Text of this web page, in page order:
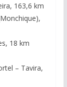
163,6 km
18 km
– Tavira,